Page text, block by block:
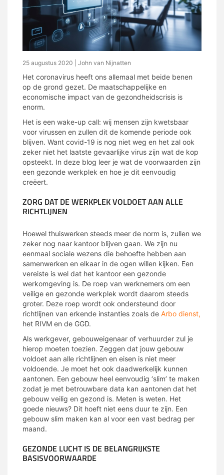
25 augustus 2020 | John van Nijnatten
Het coronavirus heeft ons allemaal met beide benen
op de grond gezet. De maatschappelijke en
economische impact van de gezondheidscrisis is
enorm.
Het is een wake-up call: wij mensen zijn kwetsbaar
voor virussen en zullen dit de komende periode ook
blijven. Want covid-19 is nog niet weg en het zal ook
zeker niet het laatste gevaarlijke virus zijn wat de kop
opsteekt. In deze blog leer je wat de voorwaarden zijn
een gezonde werkplek en hoe je dit eenvoudig
creëert.
ZORG DAT DE WERKPLEK VOLDOET AAN ALLE
RICHTLIJNEN
Hoewel thuiswerken steeds meer de norm is, zullen we
zeker nog naar kantoor blijven gaan. We zijn nu
eenmaal sociale wezens die behoefte hebben aan
samenwerken en elkaar in de ogen willen kijken. Een
vereiste is wel dat het kantoor een gezonde
werkomgeving is. De roep van werknemers om een
veilige en gezonde werkplek wordt daarom steeds
groter. Deze roep wordt ook ondersteund door
richtlijnen van erkende instanties zoals de Arbo dienst,
het RIVM en de GGD.
Als werkgever, gebouweigenaar of verhuurder zul je
hierop moeten toezien. Zeggen dat jouw gebouw
voldoet aan alle richtlijnen en eisen is niet meer
voldoende. Je moet het ook daadwerkelijk kunnen
aantonen. Een gebouw heel eenvoudig ‘slim’ te maken
zodat je met betrouwbare data kan aantonen dat het
gebouw veilig en gezond is. Meten is weten. Het
goede nieuws? Dit hoeft niet eens duur te zijn. Een
gebouw slim maken kan al voor een vast bedrag per
maand.
GEZONDE LUCHT IS DE BELANGRIJKSTE
BASISVOORWAARDE